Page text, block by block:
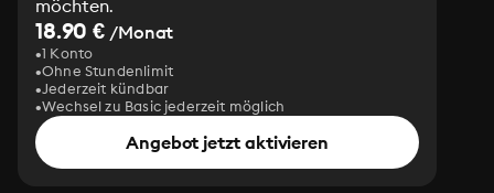
möchten.
18.90 € /Monat
1 Konto
Ohne Stundenlimit
Jederzeit kündbar
Wechsel zu Basic jederzeit möglich
Angebot jetzt aktivieren